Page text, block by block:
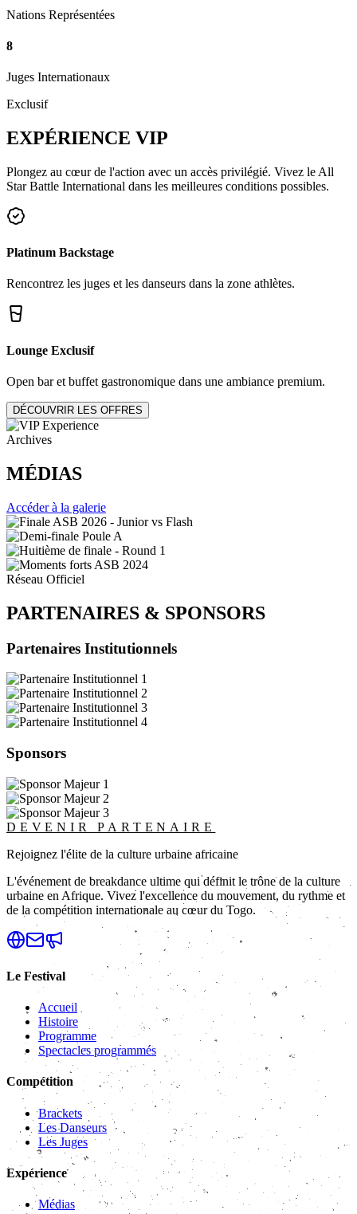
Nations Représentées
8
Juges Internationaux
Exclusif
EXPÉRIENCE VIP
Plongez au cœur de l'action avec un accès privilégié. Vivez le All
Star Battle International dans les meilleures conditions possibles.
Platinum Backstage
Rencontrez les juges et les danseurs dans la zone athlètes.
Lounge Exclusif
Open bar et buffet gastronomique dans une ambiance premium.
DÉCOUVRIR LES OFFRES
Archives
MÉDIAS
Accéder à la galerie
Réseau Officiel
PARTENAIRES & SPONSORS
Partenaires Institutionnels
Sponsors
DEVENIR PARTENAIRE
Rejoignez l'élite de la culture urbaine africaine
L'événement de breakdance ultime qui définit le trône de la culture
urbaine en Afrique. Vivez l'excellence du mouvement, du rythme et
de la compétition internationale au cœur du Togo.
Le Festival
Accueil
Histoire
Programme
Spectacles programmés
Compétition
Brackets
Les Danseurs
Les Juges
Expérience
Médias